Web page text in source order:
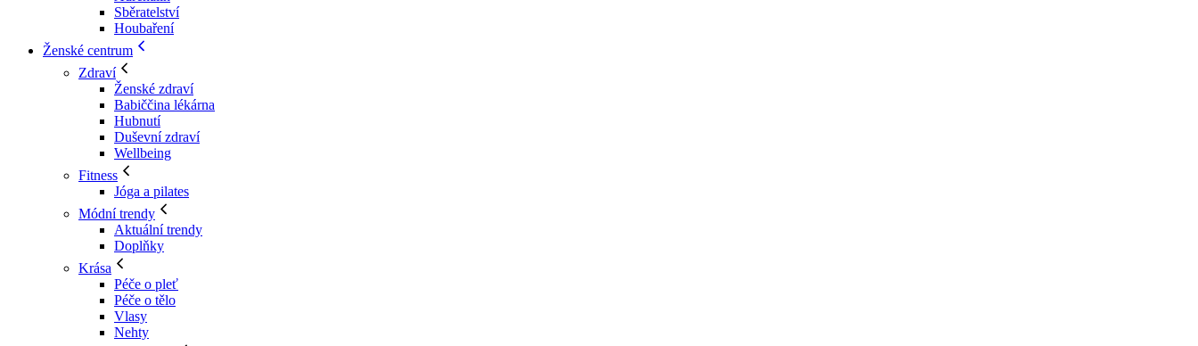
Sběratelství
Houbaření
Ženské centrum
Zdraví
Ženské zdraví
Babiččina lékárna
Hubnutí
Duševní zdraví
Wellbeing
Fitness
Jóga a pilates
Módní trendy
Aktuální trendy
Doplňky
Krása
Péče o pleť
Péče o tělo
Vlasy
Nehty